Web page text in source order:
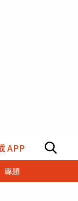
APP
專題